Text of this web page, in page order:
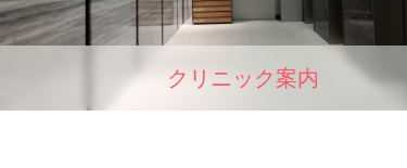
クリニック案内